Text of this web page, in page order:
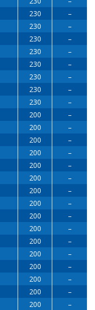
230
–
230
–
230
–
230
–
230
–
230
–
230
–
230
–
200
–
200
–
200
–
200
–
200
–
200
–
200
–
200
–
200
–
200
–
200
–
200
–
200
–
200
–
200
–
200 –